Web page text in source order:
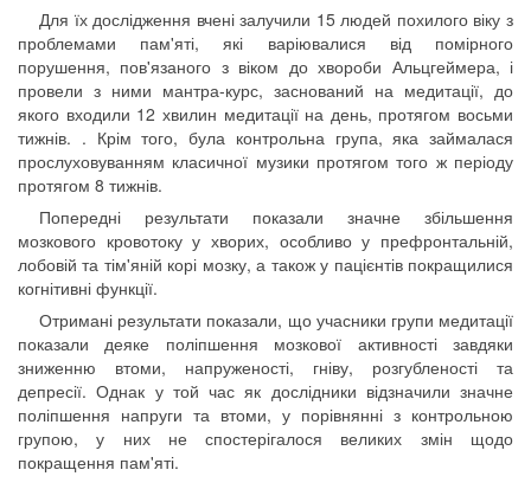
Для їх дослідження вчені залучили 15 людей похилого віку з
проблемами пам'яті, які варіювалися від помірного
порушення, пов'язаного з віком до хвороби Альцгеймера, і
провели з ними мантра-курс, заснований на медитації, до
якого входили 12 хвилин медитації на день, протягом восьми
тижнів. . Крім того, була контрольна група, яка займалася
прослуховуванням класичної музики протягом того ж періоду
протягом 8 тижнів.
Попередні результати показали значне збільшення
мозкового кровотоку у хворих, особливо у префронтальній,
лобовій та тім'яній корі мозку, а також у пацієнтів покращилися
когнітивні функції.
Отримані результати показали, що учасники групи медитації
показали деяке поліпшення мозкової активності завдяки
зниженню втоми, напруженості, гніву, розгубленості та
депресії. Однак у той час як дослідники відзначили значне
поліпшення напруги та втоми, у порівнянні з контрольною
групою, у них не спостерігалося великих змін щодо
покращення пам'яті.